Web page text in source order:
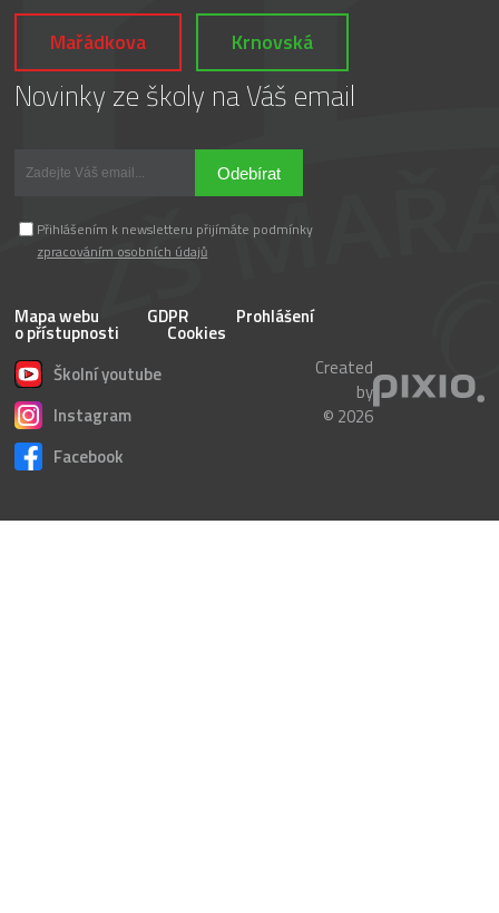
Mařádkova Krnovská
Novinky ze školy na Váš email
Odebírat
Přihlášením k newsletteru přijímáte podmínky
zpracováním osobních údajů
Mapa webu GDPR Prohlášení
o přístupnosti
Cookies
Školní youtube
Instagram
Facebook
Created
by
© 2026